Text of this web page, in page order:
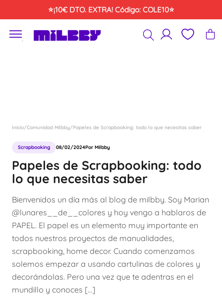
⭐¡10€ DTO. EXTRA! Código: COLE10⭐
´
Inicio/Comunidad Milbby/Papeles de Scrapbooking: todo lo que necesitas saber
Scrapbooking 08/02/2024Por Milbby
Papeles de Scrapbooking: todo
lo que necesitas saber
Bienvenidos un día más al blog de milbby. Soy Marian
@lunares__de__colores y hoy vengo a hablaros de
PAPEL. El papel es un elemento muy importante en
todos nuestros proyectos de manualidades,
scrapbooking, home decor. Cuando comenzamos
solemos empezar a usando cartulinas de colores y
decorándolas. Pero una vez que te adentras en el
mundillo y conoces […]